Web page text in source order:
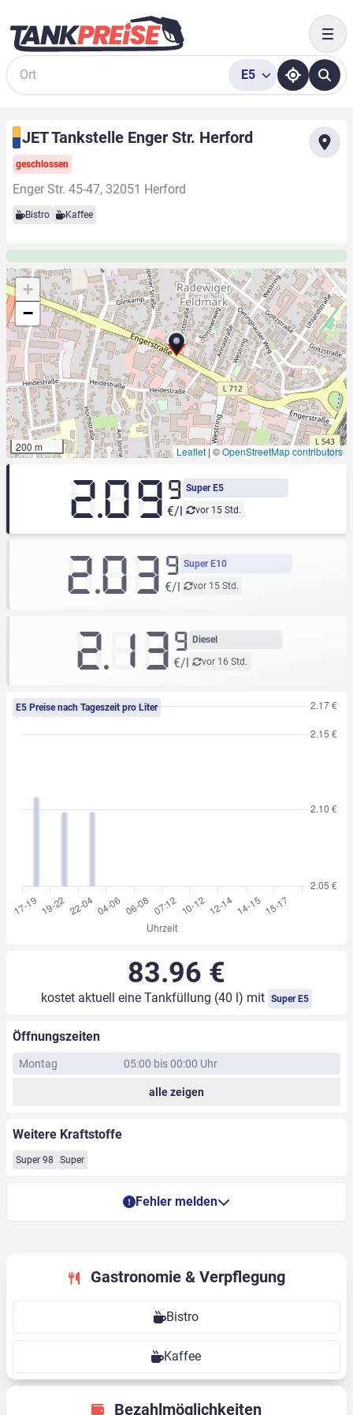
Suche
E5
JET Tankstelle Enger Str. Herford
geschlossen
Enger Str. 45-47, 32051 Herford
Bistro Kaffee
+
−
200 m Leaflet | ©OpenStreetMap contributors
Super E5
vor 15 Std.
2.099
€/l
Super E10
vor 15 Std.
2.03 9
€/l
Diesel
vor 16 Std.
2.139
€/l
E5 Preise nach Tageszeit pro Liter
83.96 €
kostet aktuell eine Tankfüllung (40 l) mit Super E5
Öffnungszeiten
Montag 05:00 bis 00:00 Uhr
alle zeigen
Weitere Kraftstoffe
Super 98 Super
Fehler melden
Gastronomie & Verpflegung
Bistro
Kaffee
Bezahlmöglichkeiten